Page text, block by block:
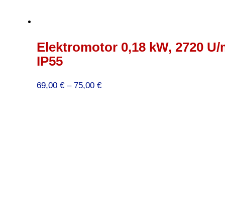
Elektromotor 0,18 kW, 2720 U/
IP55
69,00 € – 75,00 €Preisspanne: